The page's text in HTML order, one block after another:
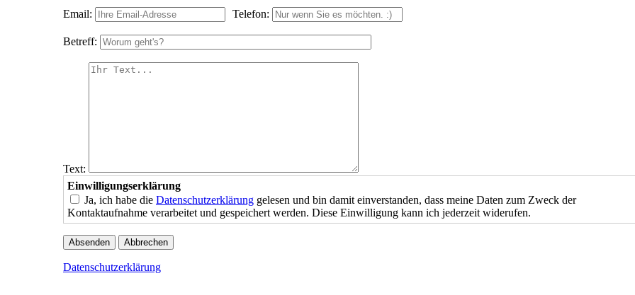
Email: Telefon:
Betreff:
Text:
Einwilligungserklärung
Ja, ich habe die Datenschutzerklärung gelesen und bin damit einverstanden, dass meine Daten zum Zweck der
Kontaktaufnahme verarbeitet und gespeichert werden. Diese Einwilligung kann ich jederzeit widerufen.
Datenschutzerklärung